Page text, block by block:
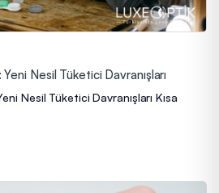
Nesil Tüketici Davranışları
Nesil Tüketici Davranışları Kısa